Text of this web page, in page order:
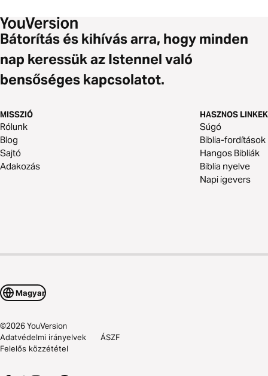
Bátorítás és kihívás arra, hogy minden
nap keressük az Istennel való
bensőséges kapcsolatot.
MISSZIÓ
Rólunk
Blog
Sajtó
Adakozás
HASZNOS LINKEK
Súgó
Biblia-fordítások
Hangos Bibliák
Biblia nyelve
Napi igevers
Magyar
©2026YouVersion
Adatvédelmi irányelvek
ÁSZF
Felelős közzététel